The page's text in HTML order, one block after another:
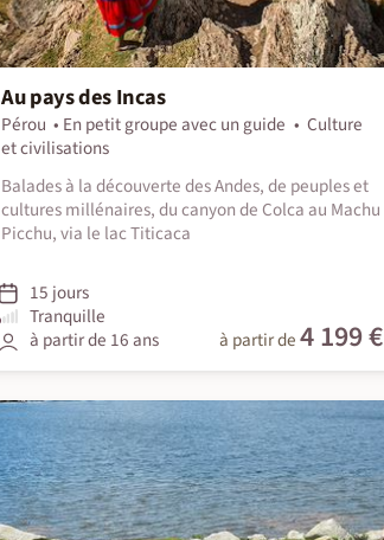
Au pays des Incas
Pérou En petit groupe avec un guide
Culture
et civilisations
Balades à la découverte des Andes, de peuples et
cultures millénaires, du canyon de Colca au Machu
Picchu, via le lac Titicaca
15 jours
Tranquille
à partir de 16 ans
à partir de4 199 €